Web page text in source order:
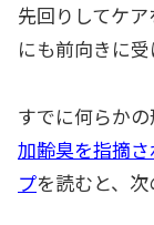
先回りしてケ
にも前向きに受
すでに何らか
加齢臭を指摘
プを読むと、次